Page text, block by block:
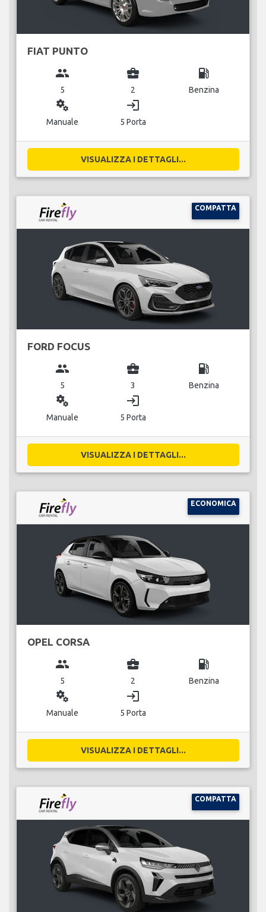
FIAT PUNTO
group
5
business_center
2
local_gas_station
Benzina
miscellaneous_services
Manuale
login
5 Porta
VISUALIZZA I DETTAGLI...
COMPATTA
FORD FOCUS
group
5
business_center
3
local_gas_station
Benzina
miscellaneous_services
Manuale
login
5 Porta
VISUALIZZA I DETTAGLI...
ECONOMICA
OPEL CORSA
group
5
business_center
2
local_gas_station
Benzina
miscellaneous_services
Manuale
login
5 Porta
VISUALIZZA I DETTAGLI...
COMPATTA